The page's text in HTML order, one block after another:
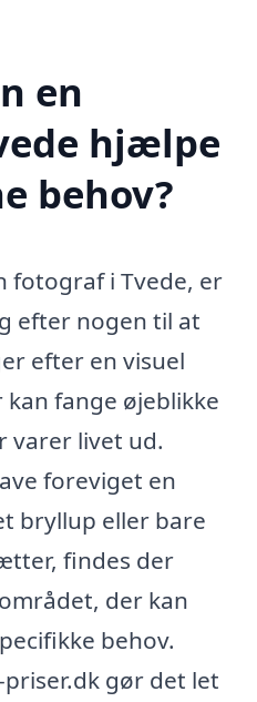
en
hjælpe
behov?
fotograf i Tvede, er
efter nogen til at
efter en visuel
fange øjeblikke
varer livet ud.
foreviget en
bryllup eller bare
findes der
der kan
behov.
gør det let